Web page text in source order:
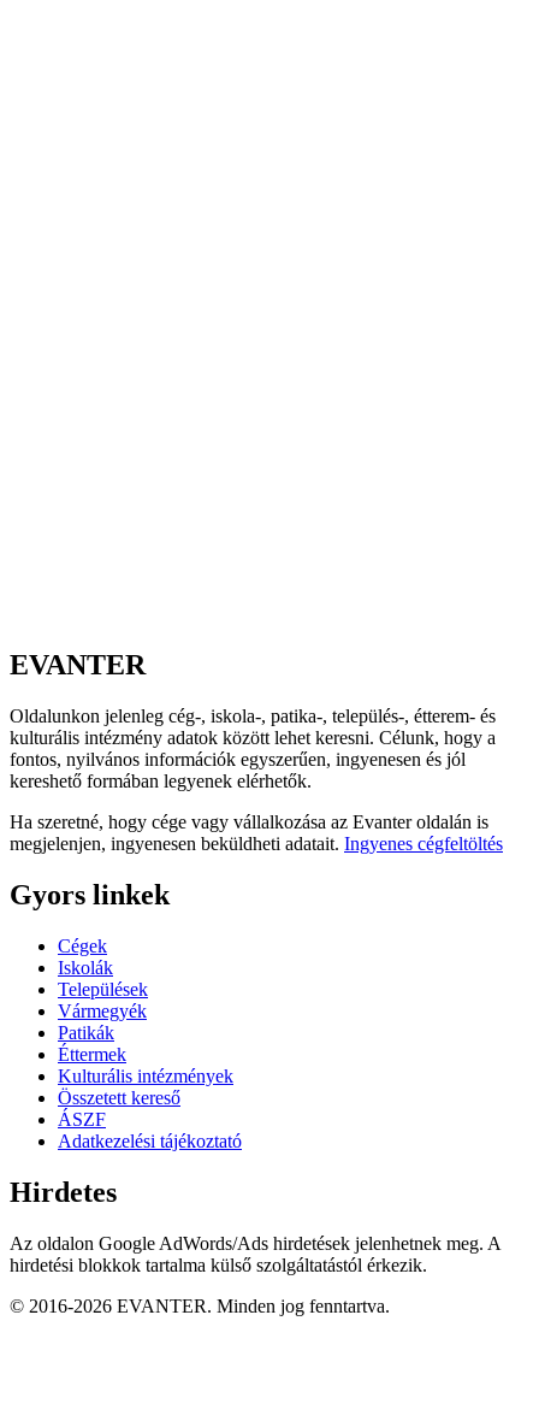
EVANTER
Oldalunkon jelenleg cég-, iskola-, patika-, település-, étterem- és
kulturális intézmény adatok között lehet keresni. Célunk, hogy a
fontos, nyilvános információk egyszerűen, ingyenesen és jól
kereshető formában legyenek elérhetők.
Ha szeretné, hogy cége vagy vállalkozása az Evanter oldalán is
megjelenjen, ingyenesen beküldheti adatait. Ingyenes cégfeltöltés
Gyors linkek
Cégek
Iskolák
Települések
Vármegyék
Patikák
Éttermek
Kulturális intézmények
Összetett kereső
ÁSZF
Adatkezelési tájékoztató
Hirdetes
Az oldalon Google AdWords/Ads hirdetések jelenhetnek meg. A
hirdetési blokkok tartalma külső szolgáltatástól érkezik.
© 2016-2026 EVANTER. Minden jog fenntartva.